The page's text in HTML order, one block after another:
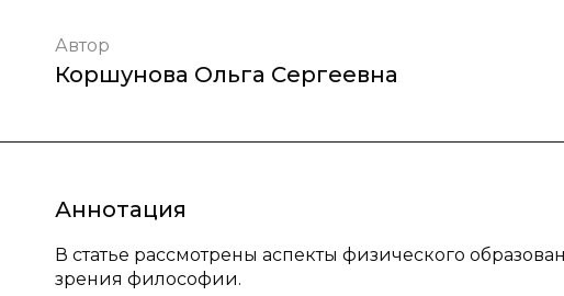
Автор
Коршунова Ольга Сергеевна
Аннотация
В статье рассмотрены аспекты физического
зрения философии.